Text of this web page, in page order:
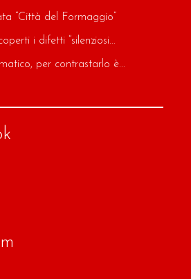
“Città del Formaggio”
i difetti “silenziosi...
per contrastarlo è...